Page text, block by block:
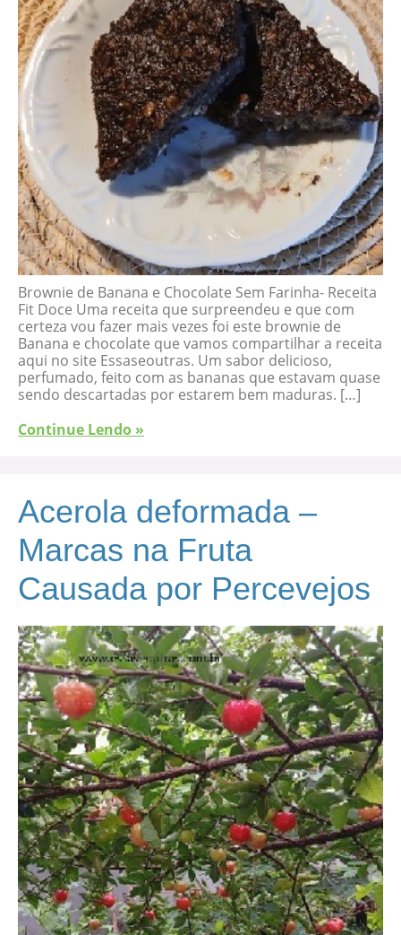
Brownie de Banana e Chocolate Sem Farinha- Receita
Fit Doce Uma receita que surpreendeu e que com
certeza vou fazer mais vezes foi este brownie de
Banana e chocolate que vamos compartilhar a receita
aqui no site Essaseoutras. Um sabor delicioso,
perfumado, feito com as bananas que estavam quase
sendo descartadas por estarem bem maduras. […]
Continue Lendo »
Acerola deformada –
Marcas na Fruta
Causada por Percevejos